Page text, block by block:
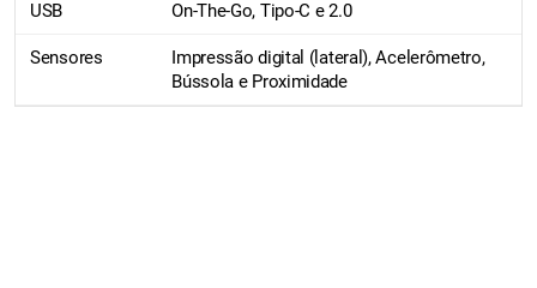
USB On-The-Go, Tipo-C e 2.0
Sensores
Impressão digital (lateral), Acelerômetro,
Bússola e Proximidade